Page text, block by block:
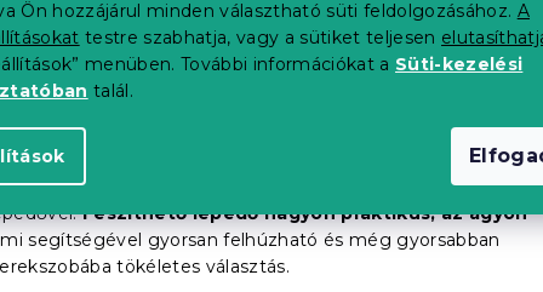
Ön hozzájárul minden választható süti feldolgozásához. A
testre szabhatja, vagy a sütiket teljesen
menüben. További információkat a Süti-kezelési
talál.
Feszíthető lepedő nagyon praktikus, az ágyon
segítségével gyorsan felhúzható és még gyorsabban
tökéletes választás.